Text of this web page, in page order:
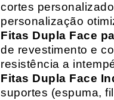
cortes
personalização
Fitas Dupla Face
de revestimento e
resistência a
Fitas Dupla Face
suportes (espuma,